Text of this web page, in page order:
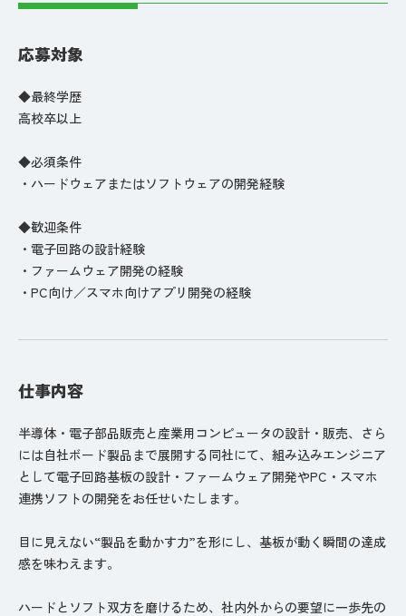
応募対象
◆最終学歴
高校卒以上
◆必須条件
・ハードウェアまたはソフトウェアの開発経験
◆歓迎条件
・電子回路の設計経験
・ファームウェア開発の経験
・PC向け／スマホ向けアプリ開発の経験
仕事内容
半導体・電子部品販売と産業用コンピュータの設計・販売、さら
には自社ボード製品まで展開する同社にて、組み込みエンジニア
として電子回路基板の設計・ファームウェア開発やPC・スマホ
連携ソフトの開発をお任せいたします。
目に見えない“製品を動かす力”を形にし、基板が動く瞬間の達成
感を味わえます。
ハードとソフト双方を磨けるため、社内外からの要望に一歩先の